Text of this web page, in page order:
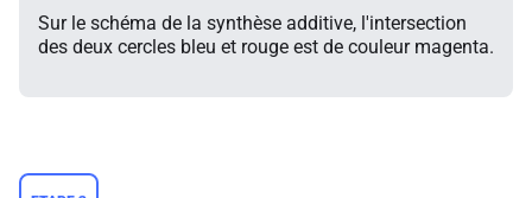
Sur le schéma de la synthèse additive, l'intersection
des deux cercles bleu et rouge est de couleur magenta.